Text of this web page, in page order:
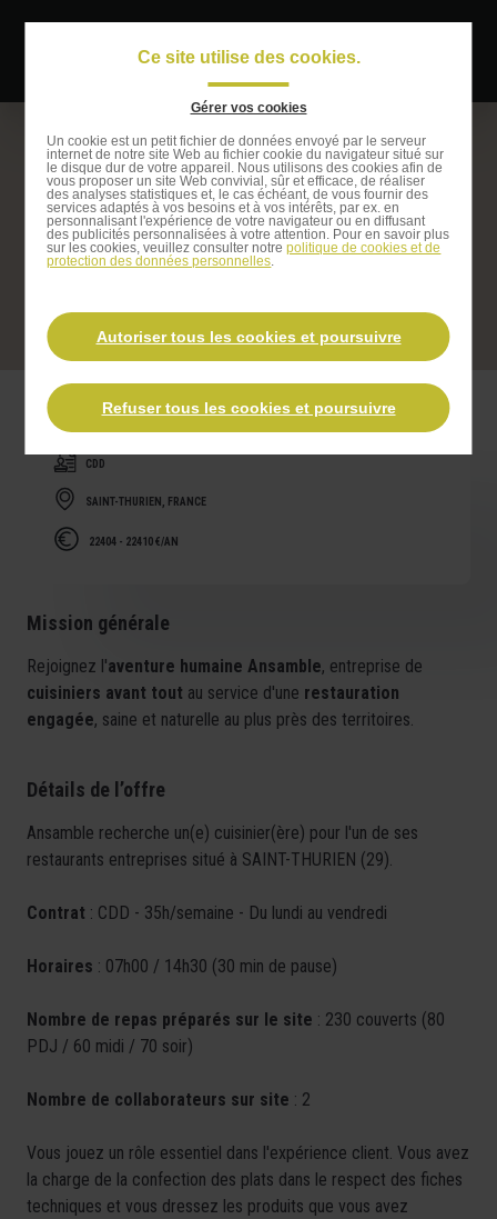
principal
recherche
Cuisinier (H/F)
Postuler à cette offre
CDD
SAINT-THURIEN, FRANCE
22404 - 22410 €/AN
Mission générale
Rejoignez l'aventure humaine Ansamble, entreprise de
cuisiniers avant tout au service d'une restauration
engagée, saine et naturelle au plus près des territoires.
Détails de l’offre
Ansamble recherche un(e) cuisinier(ère) pour l'un de ses
restaurants entreprises situé à SAINT-THURIEN (29).
Contrat : CDD - 35h/semaine - Du lundi au vendredi
Horaires : 07h00 / 14h30 (30 min de pause)
Nombre de repas préparés sur le site : 230 couverts (80
PDJ / 60 midi / 70 soir)
Nombre de collaborateurs sur site : 2
Vous jouez un rôle essentiel dans l'expérience client. Vous avez
la charge de la confection des plats dans le respect des fiches
techniques et vous dressez les produits que vous avez
Ce site utilise des cookies.
Gérer vos cookies
Un cookie est un petit fichier de données envoyé par le serveur
internet de notre site Web au fichier cookie du navigateur situé sur
le disque dur de votre appareil. Nous utilisons des cookies afin de
vous proposer un site Web convivial, sûr et efficace, de réaliser
des analyses statistiques et, le cas échéant, de vous fournir des
services adaptés à vos besoins et à vos intérêts, par ex. en
personnalisant l'expérience de votre navigateur ou en diffusant
des publicités personnalisées à votre attention. Pour en savoir plus
sur les cookies, veuillez consulter notrepolitique de cookies et de
protection des données personnelles.
Autoriser tous les cookies et poursuivre
Refuser tous les cookies et poursuivre